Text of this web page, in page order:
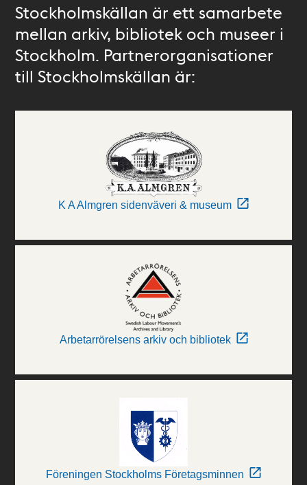
Stockholmskällan är ett samarbete
mellan arkiv, bibliotek och museer i
Stockholm. Partnerorganisationer
till Stockholmskällan är:
K A Almgren sidenväveri & museum
Arbetarrörelsens arkiv och bibliotek
Föreningen Stockholms Företagsminnen